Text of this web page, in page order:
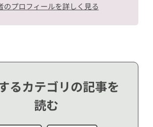
のプロフィールを詳しく見る
るカテゴリの記事を
読む